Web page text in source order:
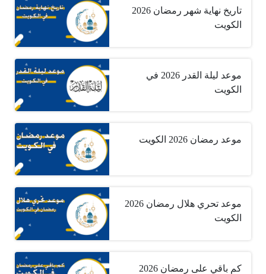
تاريخ نهاية شهر رمضان 2026
الكويت
موعد ليلة القدر 2026 في
الكويت
موعد رمضان 2026 الكويت
موعد تحري هلال رمضان 2026
الكويت
كم باقي على رمضان 2026